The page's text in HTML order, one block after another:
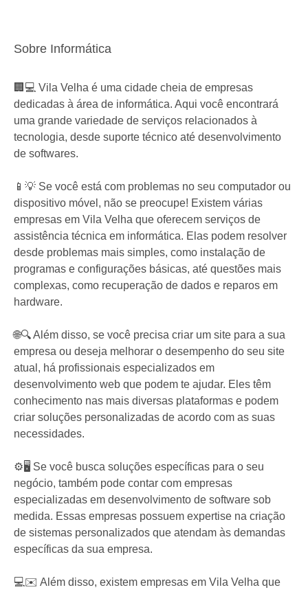
Sobre Informática
🏢💻 Vila Velha é uma cidade cheia de empresas
dedicadas à área de informática. Aqui você encontrará
uma grande variedade de serviços relacionados à
tecnologia, desde suporte técnico até desenvolvimento
de softwares.
📱💡 Se você está com problemas no seu computador ou
dispositivo móvel, não se preocupe! Existem várias
empresas em Vila Velha que oferecem serviços de
assistência técnica em informática. Elas podem resolver
desde problemas mais simples, como instalação de
programas e configurações básicas, até questões mais
complexas, como recuperação de dados e reparos em
hardware.
🌐🔍 Além disso, se você precisa criar um site para a sua
empresa ou deseja melhorar o desempenho do seu site
atual, há profissionais especializados em
desenvolvimento web que podem te ajudar. Eles têm
conhecimento nas mais diversas plataformas e podem
criar soluções personalizadas de acordo com as suas
necessidades.
⚙️🖥️ Se você busca soluções específicas para o seu
negócio, também pode contar com empresas
especializadas em desenvolvimento de software sob
medida. Essas empresas possuem expertise na criação
de sistemas personalizados que atendam às demandas
específicas da sua empresa.
💻✉️ Além disso, existem empresas em Vila Velha que